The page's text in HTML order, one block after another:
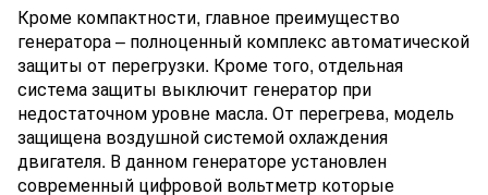
Кроме компактности, главное преимущество
генератора – полноценный комплекс автоматической
защиты от перегрузки. Кроме того, отдельная
система защиты выключит генератор при
недостаточном уровне масла. От перегрева, модель
защищена воздушной системой охлаждения
двигателя. В данном генераторе установлен
современный цифровой вольтметр которые